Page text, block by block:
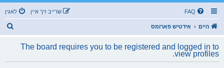
FAQ לאגין שרייב זיך איין
היים אידטיש פארומס
The board requires you to be registered and logged in to
view profiles.